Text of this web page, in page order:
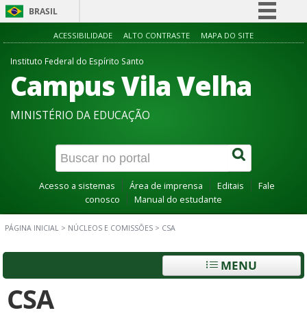
BRASIL
Simplifique!
Participe
Acesso à informação
Canais
ACESSIBILIDADE ALTO CONTRASTE MAPA DO SITE
Instituto Federal do Espírito Santo
Campus Vila Velha
MINISTÉRIO DA EDUCAÇÃO
Acesso a sistemas Área de imprensa Editais
Fale
conosco
Manual do estudante
PÁGINA INICIAL > NÚCLEOS E COMISSÕES > CSA
MENU
CSA